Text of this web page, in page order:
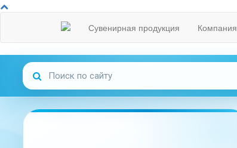
Сувенирная продукция Компания